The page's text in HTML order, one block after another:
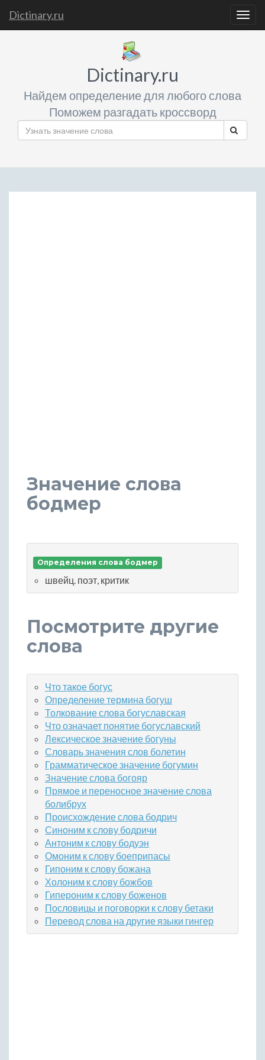
Dictinary.ru
Dictinary.ru
Найдем определение для любого слова
Поможем разгадать кроссворд
Значение слова
бодмер
Определения слова бодмер
швейц. поэт, критик
Посмотрите другие
слова
Что такое богус
Определение термина богуш
Толкование слова богуславская
Что означает понятие богуславский
Лексическое значение богуны
Словарь значения слов болетин
Грамматическое значение богумин
Значение слова богояр
Прямое и переносное значение слова
болибрух
Происхождение слова бодрич
Синоним к слову бодричи
Антоним к слову бодуэн
Омоним к слову боеприпасы
Гипоним к слову божана
Холоним к слову божбов
Гипероним к слову боженов
Пословицы и поговорки к слову бетаки
Перевод слова на другие языки гингер